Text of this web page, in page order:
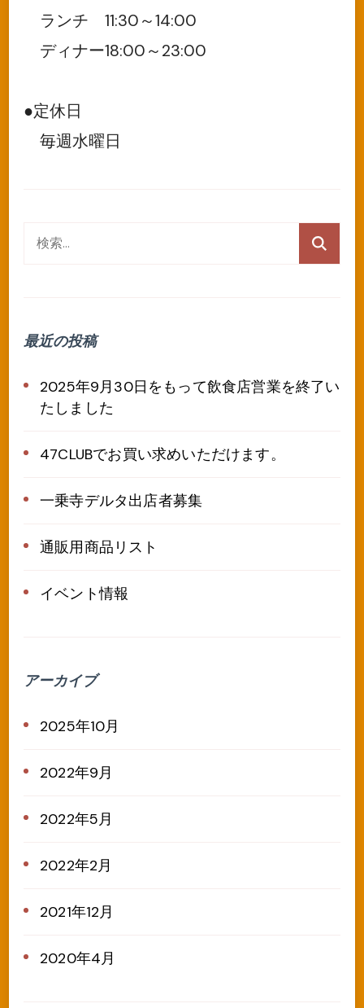
ランチ 11:30～14:00
ディナー18:00～23:00
●定休日
毎週水曜日
検
最近の投稿
2025年9月30日をもって飲食店営業を終了い
たしました
47CLUBでお買い求めいただけます。
一乗寺デルタ出店者募集
通販用商品リスト
イベント情報
アーカイブ
2025年10月
2022年9月
2022年5月
2022年2月
2021年12月
2020年4月